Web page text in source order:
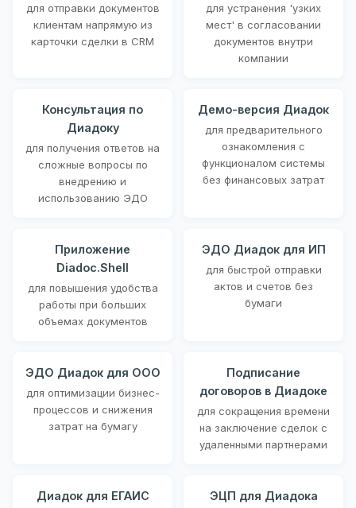
для отправки документов
клиентам напрямую из
карточки сделки в CRM
для устранения 'узких
мест' в согласовании
документов внутри
компании
Консультация по
Диадоку
для получения ответов на
сложные вопросы по
внедрению и
использованию ЭДО
Демо-версия Диадок
для предварительного
ознакомления с
функционалом системы
без финансовых затрат
Приложение
Diadoc.Shell
для повышения удобства
работы при больших
объемах документов
ЭДО Диадок для ИП
для быстрой отправки
актов и счетов без
бумаги
ЭДО Диадок для ООО
для оптимизации бизнес-
процессов и снижения
затрат на бумагу
Подписание
договоров в Диадоке
для сокращения времени
на заключение сделок с
удаленными партнерами
Диадок для ЕГАИС ЭЦП для Диадока